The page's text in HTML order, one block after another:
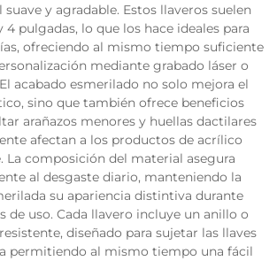
y agradable. Estos llaveros suelen
pulgadas, lo que los hace ideales para
ofreciendo al mismo tiempo suficiente
mediante grabado láser o
acabado esmerilado no solo mejora el
sino que también ofrece beneficios
arañazos menores y huellas dactilares
afectan a los productos de acrílico
La composición del material asegura
al desgaste diario, manteniendo la
su apariencia distintiva durante
de uso. Cada llavero incluye un anillo o
diseñado para sujetar las llaves
permitiendo al mismo tiempo una fácil